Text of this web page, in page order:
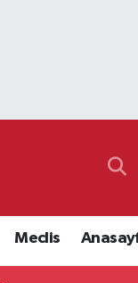
Meclis